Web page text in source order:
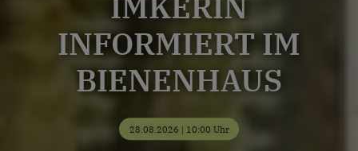
INFORMIERT IM
BIENENHAUS
28.08.2026 | 10:00 Uhr